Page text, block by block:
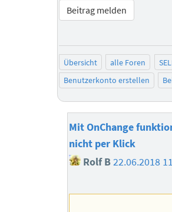
Beitrag melden
Übersicht alle Foren
Benutzerkonto erstellen
Mit OnChange
nicht per Klick
Rolf B22.06.2018